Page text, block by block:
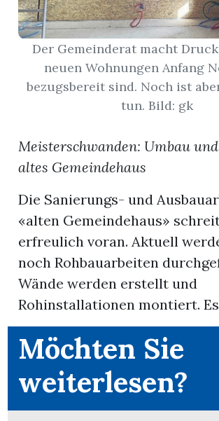
Der Gemeinderat macht
neuen Wohnungen Anfang
bezugsbereit sind. Noch ist
tun. Bild: gk
Meisterschwanden: Umbau
altes Gemeindehaus
Die Sanierungs- und
«alten Gemeindehaus»
erfreulich voran. Aktuell
noch Rohbauarbeiten
Wände werden erstellt und
Rohinstallationen montiert. Es
Möchten Sie
weiterlesen?